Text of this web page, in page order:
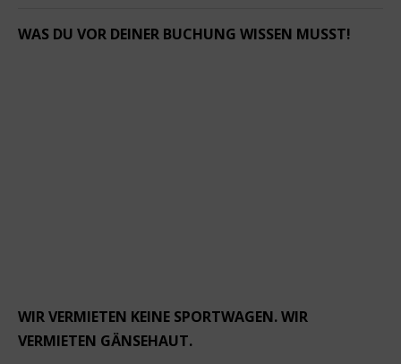
WAS DU VOR DEINER BUCHUNG WISSEN MUSST!
WIR VERMIETEN KEINE SPORTWAGEN. WIR
VERMIETEN GÄNSEHAUT.